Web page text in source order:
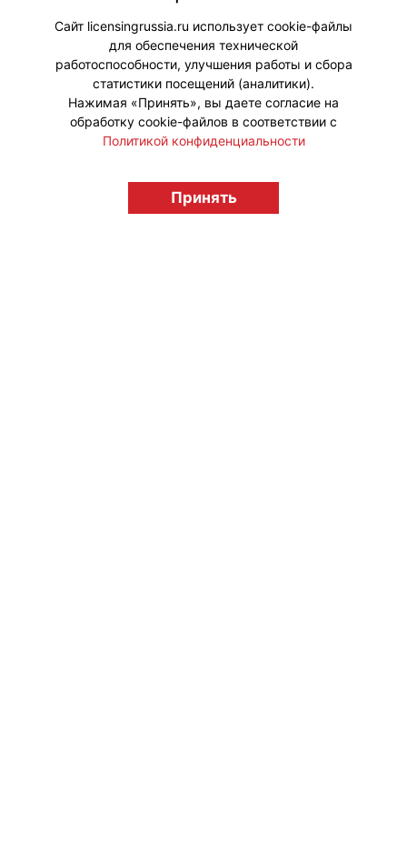
Сайт licensingrussia.ru использует cookie-файлы
для обеспечения технической
работоспособности, улучшения работы и сбора
статистики посещений (аналитики).
Нажимая «Принять», вы даете согласие на
обработку cookie-файлов в соответствии с
Политикой конфиденциальности
Принять